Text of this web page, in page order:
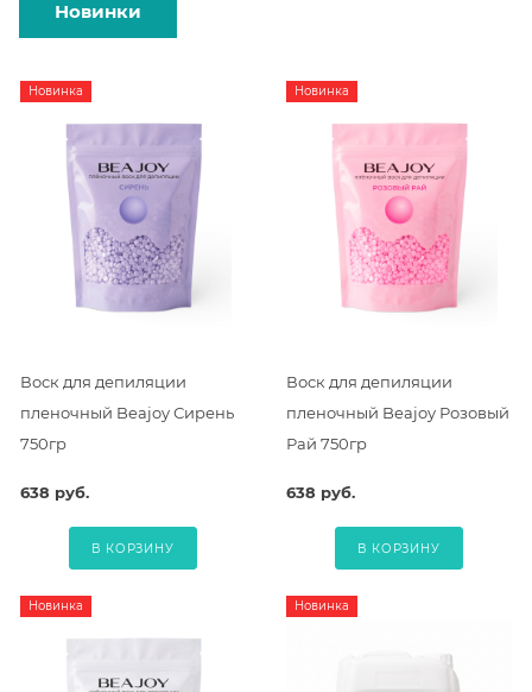
Новинки
Новинка
Воск для депиляции
пленочный Beajoy Сирень
750гр
638 руб.
В КОРЗИНУ
Новинка
Воск для депиляции
пленочный Beajoy Розовый
Рай 750гр
638 руб.
В КОРЗИНУ
Новинка Новинка